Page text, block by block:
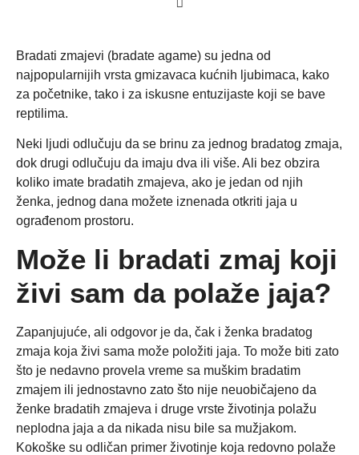
Bradati zmajevi (bradate agame) su jedna od
najpopularnijih vrsta gmizavaca kućnih ljubimaca, kako
za početnike, tako i za iskusne entuzijaste koji se bave
reptilima.
Neki ljudi odlučuju da se brinu za jednog bradatog zmaja,
dok drugi odlučuju da imaju dva ili više. Ali bez obzira
koliko imate bradatih zmajeva, ako je jedan od njih
ženka, jednog dana možete iznenada otkriti jaja u
ograđenom prostoru.
Može li bradati zmaj koji
živi sam da polaže jaja?
Zapanjujuće, ali odgovor je da, čak i ženka bradatog
zmaja koja živi sama može položiti jaja. To može biti zato
što je nedavno provela vreme sa muškim bradatim
zmajem ili jednostavno zato što nije neuobičajeno da
ženke bradatih zmajeva i druge vrste životinja polažu
neplodna jaja a da nikada nisu bile sa mužjakom.
Kokoške su odličan primer životinje koja redovno polaže